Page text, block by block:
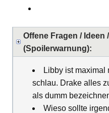
Offene Fragen /
(Spoilerwarnung):
Libby ist maximal
schlau. Drake alles
als dumm
Wieso sollte